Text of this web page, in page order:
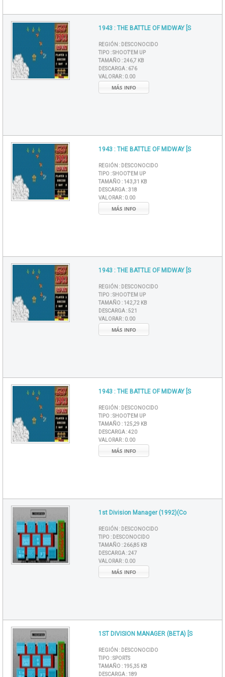
1943 : THE BATTLE OF MIDWAY [S
REGIÓN : DESCONOCIDO
TIPO :SHOOT'EM UP
TAMAÑO :246,7 KB
DESCARGA : 676
VALORAR : 0.00
MÁS INFO
1943 : THE BATTLE OF MIDWAY [S
REGIÓN : DESCONOCIDO
TIPO :SHOOT'EM UP
TAMAÑO : 143,31 KB
DESCARGA :318
VALORAR : 0.00
MÁS INFO
1943 : THE BATTLE OF MIDWAY [S
REGIÓN : DESCONOCIDO
TIPO :SHOOT'EM UP
TAMAÑO : 142,72 KB
DESCARGA :521
VALORAR : 0.00
MÁS INFO
1943 : THE BATTLE OF MIDWAY [S
REGIÓN : DESCONOCIDO
TIPO :SHOOT'EM UP
TAMAÑO : 125,29 KB
DESCARGA :420
VALORAR : 0.00
MÁS INFO
1st Division Manager (1992)(Co
REGIÓN : DESCONOCIDO
TIPO : DESCONOCIDO
TAMAÑO :266,85 KB
DESCARGA :247
VALORAR : 0.00
MÁS INFO
1ST DIVISION MANAGER (BETA) [S
REGIÓN : DESCONOCIDO
TIPO :SPORTS
TAMAÑO : 195,35 KB
DESCARGA : 189